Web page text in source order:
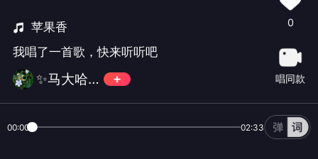
苹果香
我唱了一首歌，快来听听吧
✨马大哈✨💪💪
0
唱同款
00:00 02:33